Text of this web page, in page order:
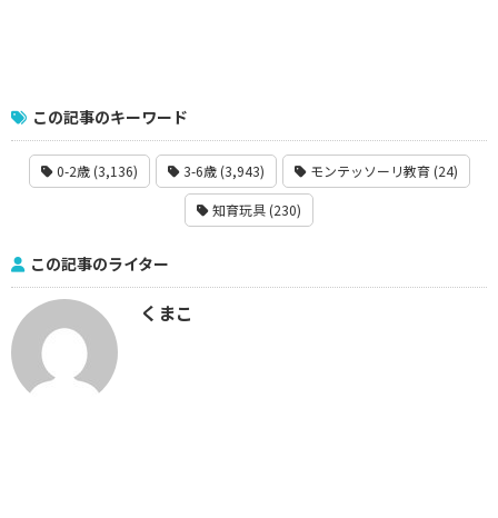
この記事のキーワード
0-2歳 (3,136) 3-6歳 (3,943) モンテッソーリ教育 (24)
知育玩具 (230)
この記事のライター
くまこ